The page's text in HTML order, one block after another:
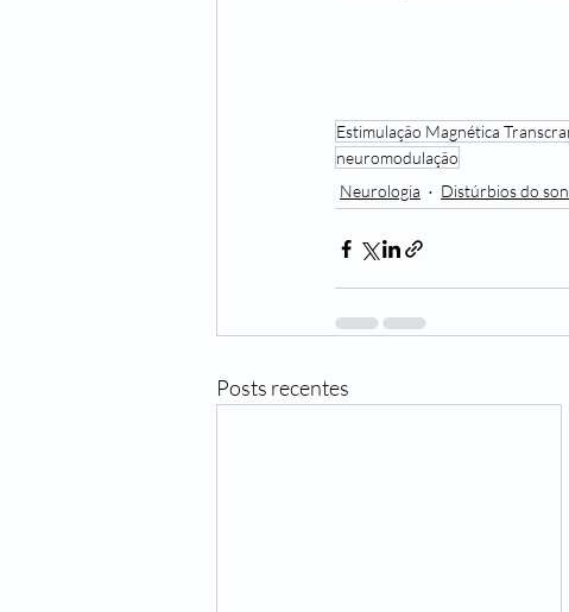
Estimulação Magnética
neuromodulação
Neurologia
Distúrbios do
Posts recentes